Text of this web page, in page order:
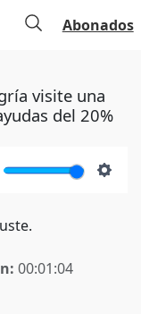
Abonados
visite una
del 20%
00:01:04